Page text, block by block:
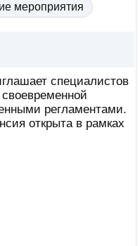
мероприятия
специалистов
регламентами.
открыта в рамках